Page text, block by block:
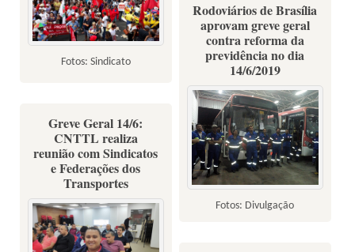
Fotos: Sindicato
Rodoviários de Brasília
aprovam greve geral
contra reforma da
previdência no dia
14/6/2019
Fotos: Divulgação
Greve Geral 14/6:
CNTTL realiza
reunião com Sindicatos
e Federações dos
Transportes